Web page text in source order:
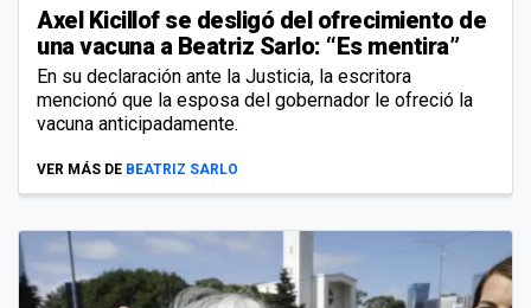
Axel Kicillof se desligó del ofrecimiento de
una vacuna a Beatriz Sarlo: “Es mentira”
En su declaración ante la Justicia, la escritora
mencionó que la esposa del gobernador le ofreció la
vacuna anticipadamente.
VER MÁS DE BEATRIZ SARLO